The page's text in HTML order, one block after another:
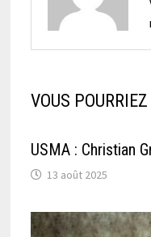
VOUS
USMA : Christian
13 août 2025